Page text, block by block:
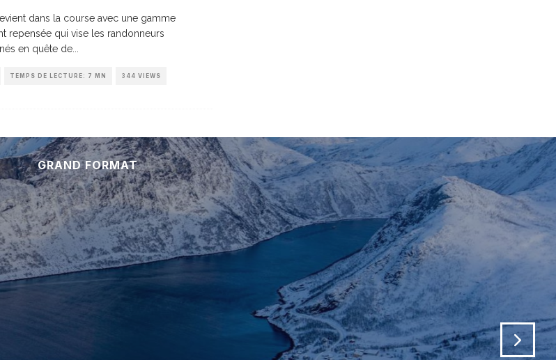
dans la course avec une gamme
repensée qui vise les randonneurs
en quête de
TEMPS DE LECTURE: 7 MN 344 VIEWS
GRAND FORMAT